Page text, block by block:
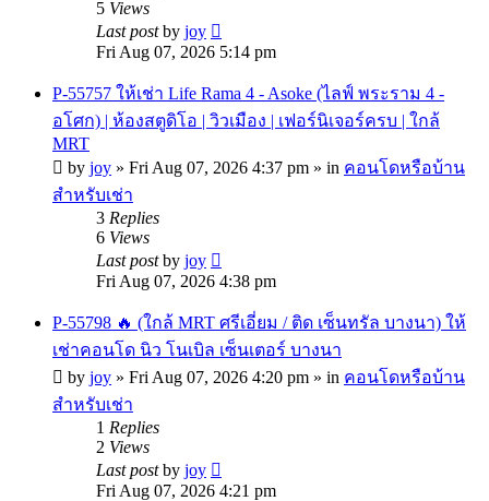
5 Views
Last postby joy
Fri Aug 07, 2026 5:14 pm
P-55757 ให้เช่า Life Rama 4 - Asoke (ไลฟ์ พระราม 4 -
อโศก) | ห้องสตูดิโอ | วิวเมือง | เฟอร์นิเจอร์ครบ | ใกล้
MRT
by joy » Fri Aug 07, 2026 4:37 pm » in คอนโดหรือบ้าน
สำหรับเช่า
3 Replies
6 Views
Last postby joy
Fri Aug 07, 2026 4:38 pm
P-55798 🔥 (ใกล้ MRT ศรีเอี่ยม / ติด เซ็นทรัล บางนา) ให้
เช่าคอนโด นิว โนเบิล เซ็นเตอร์ บางนา
by joy » Fri Aug 07, 2026 4:20 pm » in คอนโดหรือบ้าน
สำหรับเช่า
1 Replies
2 Views
Last postby joy
Fri Aug 07, 2026 4:21 pm